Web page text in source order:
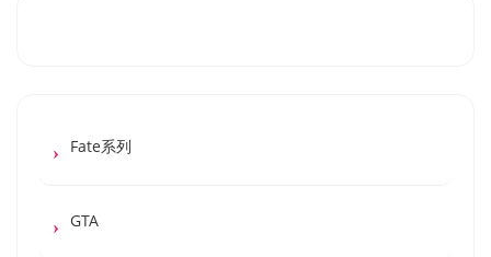
Fate系列
GTA